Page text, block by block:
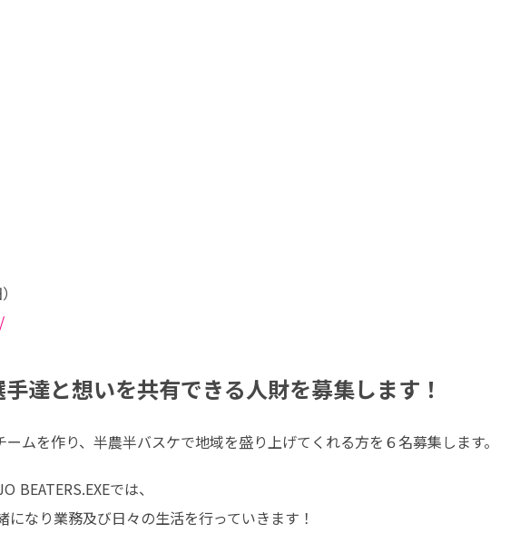
達と想いを共有できる人財を募集します！
ムを作り、半農半バスケで地域を盛り上げてくれる方を６名募集します。
BEATERS.EXEでは、
なり業務及び日々の生活を行っていきます！